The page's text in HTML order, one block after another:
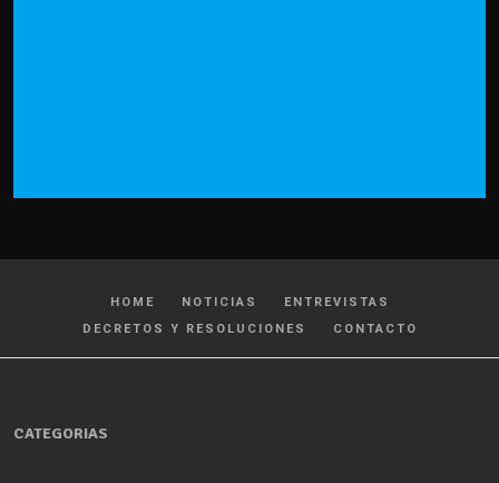
HOME NOTICIAS
ENTREVISTAS
DECRETOS Y RESOLUCIONES
CONTACTO
CATEGORIAS